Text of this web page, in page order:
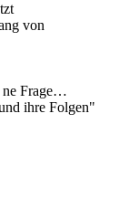
von
ne Frage…
ihre Folgen"